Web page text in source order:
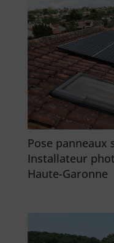
Pose panneaux
Installateur
Haute-Garonne